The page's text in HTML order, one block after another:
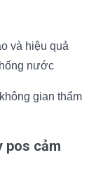
và hiệu quả
nước
gian thẩm
pos cảm